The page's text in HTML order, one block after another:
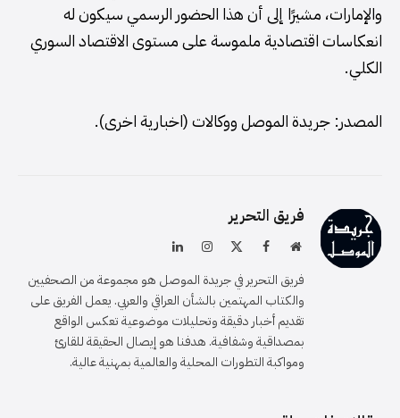
والإمارات، مشيرًا إلى أن هذا الحضور الرسمي سيكون له
انعكاسات اقتصادية ملموسة على مستوى الاقتصاد السوري
الكلي.
المصدر: جريدة الموصل ووكالات (اخبارية اخرى).
فريق التحرير
موقعفيسبوك الانستغرام
لينكدإن
فريق التحرير في جريدة الموصل هو مجموعة من الصحفيين
والكتاب المهتمين بالشأن العراقي والعربي. يعمل الفريق على
تقديم أخبار دقيقة وتحليلات موضوعية تعكس الواقع
بمصداقية وشفافية. هدفنا هو إيصال الحقيقة للقارئ
ومواكبة التطورات المحلية والعالمية بمهنية عالية.